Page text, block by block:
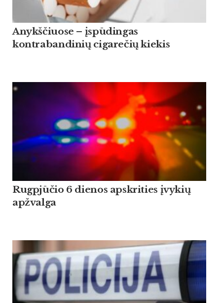
Anykščiuose – įspūdingas
kontrabandinių cigarečių kiekis
Rugpjūčio 6 dienos apskrities įvykių
apžvalga